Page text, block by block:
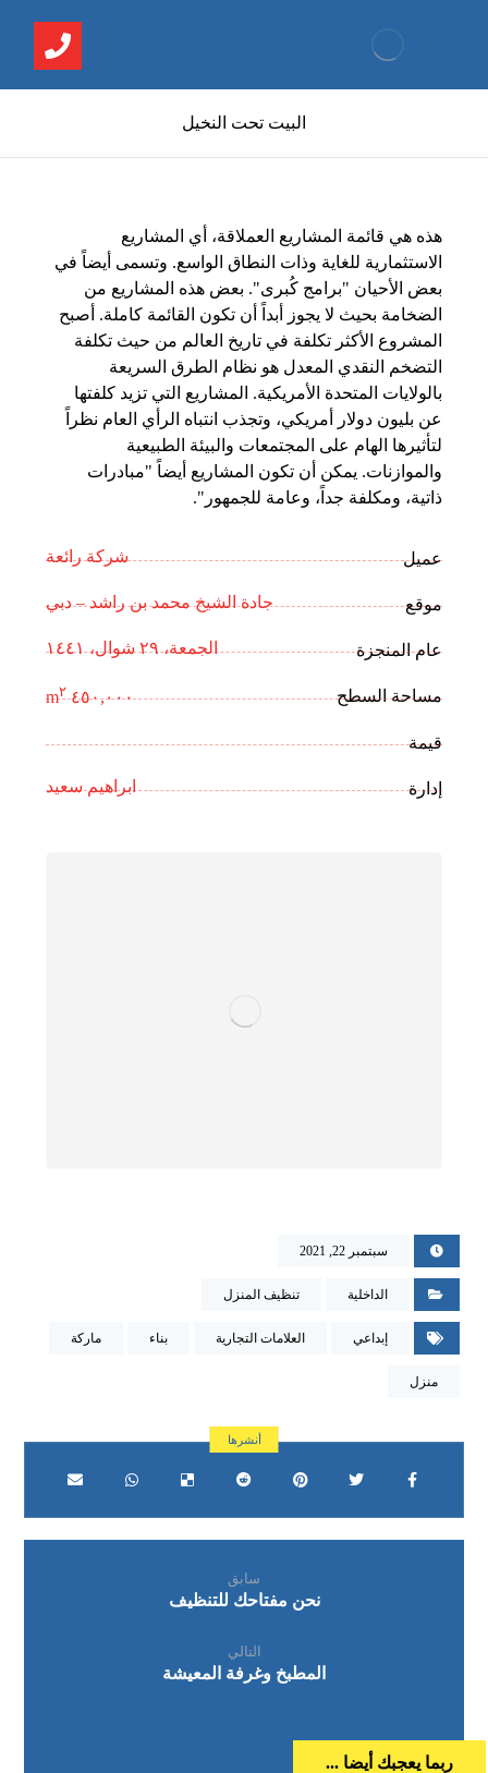
البيت تحت النخيل
هذه هي قائمة المشاريع العملاقة، أي المشاريع
الاستثمارية للغاية وذات النطاق الواسع. وتسمى أيضاً في
بعض الأحيان "برامج كُبرى". بعض هذه المشاريع من
الضخامة بحيث لا يجوز أبداً أن تكون القائمة كاملة. أصبح
المشروع الأكثر تكلفة في تاريخ العالم من حيث تكلفة
التضخم النقدي المعدل هو نظام الطرق السريعة
بالولايات المتحدة الأمريكية. المشاريع التي تزيد كلفتها
عن بليون دولار أمريكي، وتجذب انتباه الرأي العام نظراً
لتأثيرها الهام على المجتمعات والبيئة الطبيعية
والموازنات. يمكن أن تكون المشاريع أيضاً "مبادرات
ذاتية، ومكلفة جداً، وعامة للجمهور".
عميل شركة رائعة
موقع جادة الشيخ محمد بن راشد – دبي
عام المنجزة الجمعة، ٢٩ شوال، ١٤٤١
مساحة السطح ٤٥٠,٠٠٠ m ٢
قيمة
إدارة ابراهيم سعيد
سبتمبر 22, 2021
الداخلية تنظيف المنزل
إبداعي العلامات التجارية بناء ماركة
منزل
سابق
نحن مفتاحك للتنظيف
التالي
المطبخ وغرفة المعيشة
ربما يعجبك أيضا ...